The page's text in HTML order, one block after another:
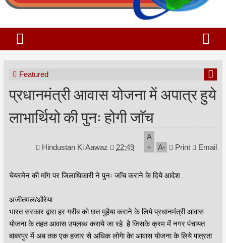
Featured
प्रधानमंत्री आवास योजना में अपात्र हुये
लाभार्थियो की पुनः होगी जाॅच
Hindustan Ki Aawaz 22:49
A
+
A- Print Email
चेयरमेन की माॅग पर जिलाधिकारी ने पुनः जाॅच कराने के दिये आदेश
अजीतमल/औरेया
भारत सरकार द्वारा हर गरीब को छत मुहैया कराने के लिये प्रधानमंत्री आवास
योजना के तहत आवास उपलब्ध कराये जा रहे है जिसके क्रम में नगर पंचायत
बाबरपुर में अब तक एक हजार से अधिक लोगेा केा आवास योजना के लिये पात्रता